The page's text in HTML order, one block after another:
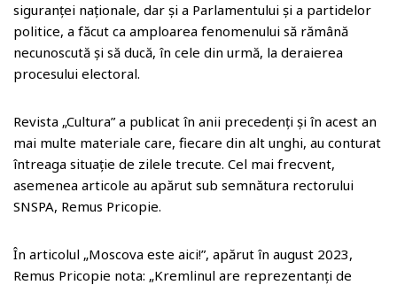
s
s
r
o
m
d
e
a
z
siguranței naționale, dar și a Parlamentului și a partidelor
politice, a făcut ca amploarea fenomenului să rămână
necunoscută și să ducă, în cele din urmă, la deraierea
procesului electoral.
Revista „Cultura” a publicat în anii precedenți și în acest an
mai multe materiale care, fiecare din alt unghi, au conturat
întreaga situație de zilele trecute. Cel mai frecvent,
asemenea articole au apărut sub semnătura rectorului
SNSPA, Remus Pricopie.
În articolul „Moscova este aici!”, apărut în august 2023,
Remus Pricopie nota: „Kremlinul are reprezentanți de